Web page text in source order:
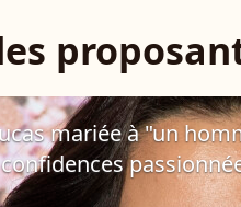
mariée à "un